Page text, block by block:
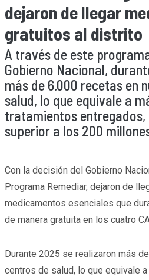
dejaron de llegar
gratuitos al distrito
A través de este
Gobierno Nacional,
más de 6.000 recetas en
salud, lo que equivale a
tratamientos
superior a los 200
Con la decisión del Gobierno
Programa Remediar, dejaron de
medicamentos esenciales que
de manera gratuita en los cuatro
Durante 2025 se realizaron más
centros de salud, lo que equivale